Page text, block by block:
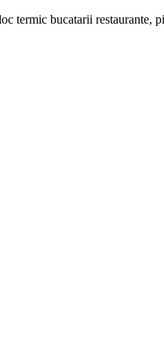
termic bucatarii restaurante,